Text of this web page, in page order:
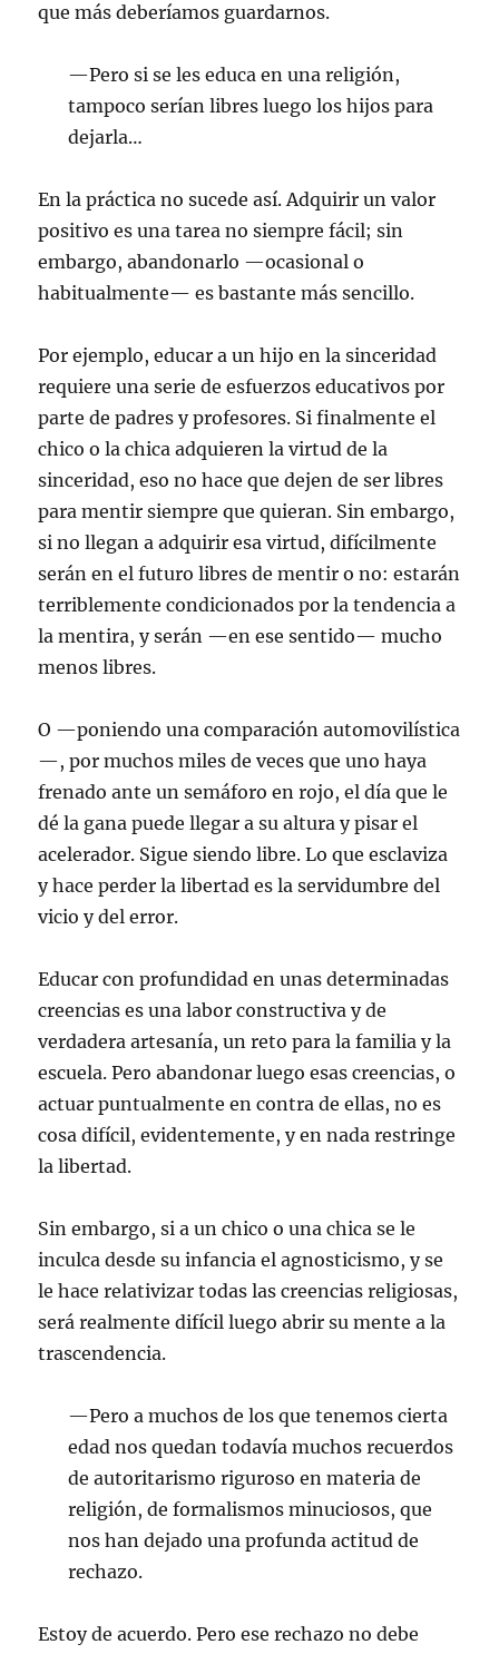
que más deberíamos guardarnos.
—Pero si se les educa en una religión,
tampoco serían libres luego los hijos para
dejarla…
En la práctica no sucede así. Adquirir un valor
positivo es una tarea no siempre fácil; sin
embargo, abandonarlo —ocasional o
habitualmente— es bastante más sencillo.
Por ejemplo, educar a un hijo en la sinceridad
requiere una serie de esfuerzos educativos por
parte de padres y profesores. Si finalmente el
chico o la chica adquieren la virtud de la
sinceridad, eso no hace que dejen de ser libres
para mentir siempre que quieran. Sin embargo,
si no llegan a adquirir esa virtud, difícilmente
serán en el futuro libres de mentir o no: estarán
terriblemente condicionados por la tendencia a
la mentira, y serán —en ese sentido— mucho
menos libres.
O —poniendo una comparación automovilística
—, por muchos miles de veces que uno haya
frenado ante un semáforo en rojo, el día que le
dé la gana puede llegar a su altura y pisar el
acelerador. Sigue siendo libre. Lo que esclaviza
y hace perder la libertad es la servidumbre del
vicio y del error.
Educar con profundidad en unas determinadas
creencias es una labor constructiva y de
verdadera artesanía, un reto para la familia y la
escuela. Pero abandonar luego esas creencias, o
actuar puntualmente en contra de ellas, no es
cosa difícil, evidentemente, y en nada restringe
la libertad.
Sin embargo, si a un chico o una chica se le
inculca desde su infancia el agnosticismo, y se
le hace relativizar todas las creencias religiosas,
será realmente difícil luego abrir su mente a la
trascendencia.
—Pero a muchos de los que tenemos cierta
edad nos quedan todavía muchos recuerdos
de autoritarismo riguroso en materia de
religión, de formalismos minuciosos, que
nos han dejado una profunda actitud de
rechazo.
Estoy de acuerdo. Pero ese rechazo no debe